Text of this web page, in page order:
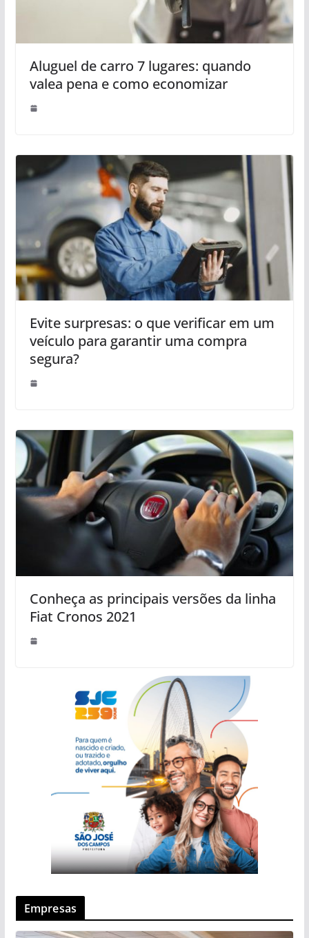
Aluguel de carro 7 lugares: quando
valea pena e como economizar
Evite surpresas: o que verificar em um
veículo para garantir uma compra
segura?
Conheça as principais versões da linha
Fiat Cronos 2021
Empresas